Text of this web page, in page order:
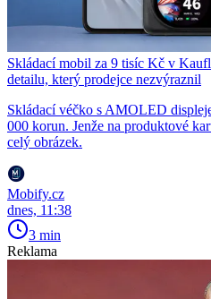
Skládací mobil za 9 tisíc Kč v
detailu, který prodejce nezvýraznil
Skládací véčko s AMOLED
000 korun. Jenže na produktové
celý obrázek.
Mobify.cz
dnes, 11:38
3 min
Reklama